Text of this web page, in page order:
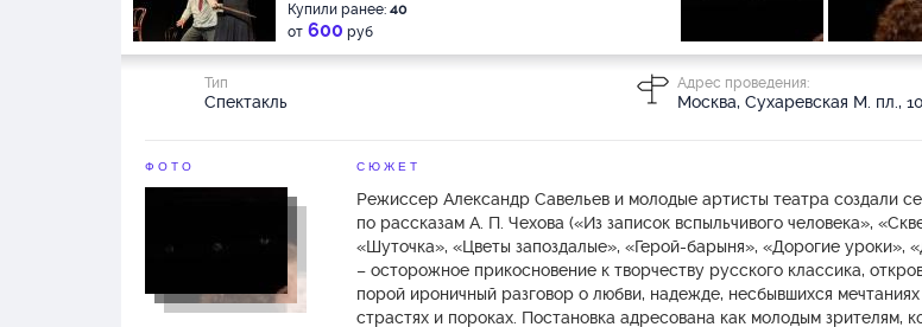
Купили ранее: 40
от 600 руб
Тип
Спектакль
Адрес проведения:
Москва, Сухаревская М. пл., 10
ФОТО СЮЖЕТ
Режиссер Александр Савельев и молодые артисты театра создали
по рассказам А. П. Чехова («Из записок вспыльчивого человека»,
«Шуточка», «Цветы запоздалые», «Герой-барыня», «Дорогие уроки»,
– осторожное прикосновение к творчеству русского классика,
порой ироничный разговор о любви, надежде, несбывшихся
страстях и пороках. Постановка адресована как молодым зрителям,